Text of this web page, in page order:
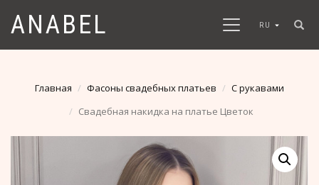
ANABEL RU
Главная Фасоны свадебных платьев
С рукавами
Свадебная накидка на платье Цветок